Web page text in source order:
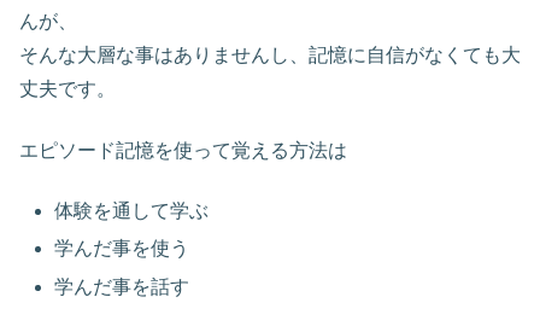
んが、
そんな大層な事はありませんし、記憶に自信がなくても大
丈夫です。
エピソード記憶を使って覚える方法は
体験を通して学ぶ
学んだ事を使う
学んだ事を話す